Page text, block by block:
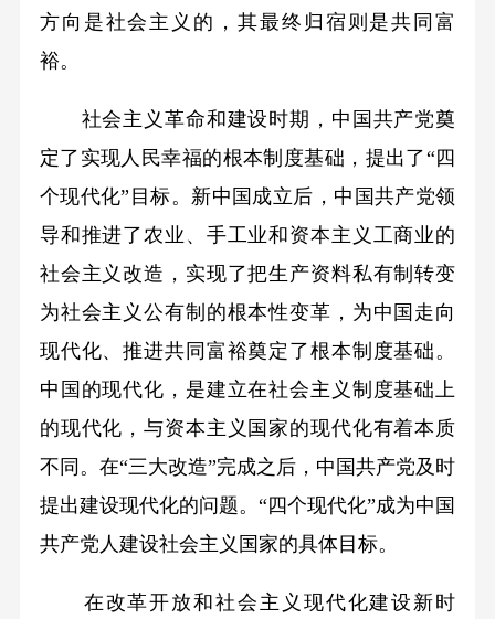
方向是社会主义的，其最终归宿则是共同富
裕。
社会主义革命和建设时期，中国共产党奠
定了实现人民幸福的根本制度基础，提出了“四
个现代化”目标。新中国成立后，中国共产党领
导和推进了农业、手工业和资本主义工商业的
社会主义改造，实现了把生产资料私有制转变
为社会主义公有制的根本性变革，为中国走向
现代化、推进共同富裕奠定了根本制度基础。
中国的现代化，是建立在社会主义制度基础上
的现代化，与资本主义国家的现代化有着本质
不同。在“三大改造”完成之后，中国共产党及时
提出建设现代化的问题。“四个现代化”成为中国
共产党人建设社会主义国家的具体目标。
在改革开放和社会主义现代化建设新时